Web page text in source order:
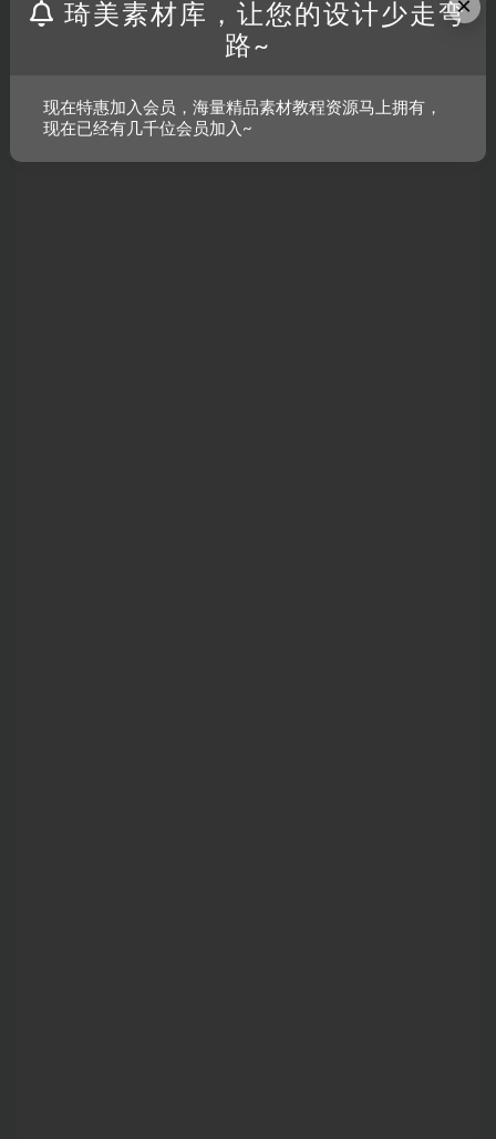
×
琦美素材库，让您的设计少走弯
路~
现在特惠加入会员，海量精品素材教程资源马上拥有，
现在已经有几千位会员加入~